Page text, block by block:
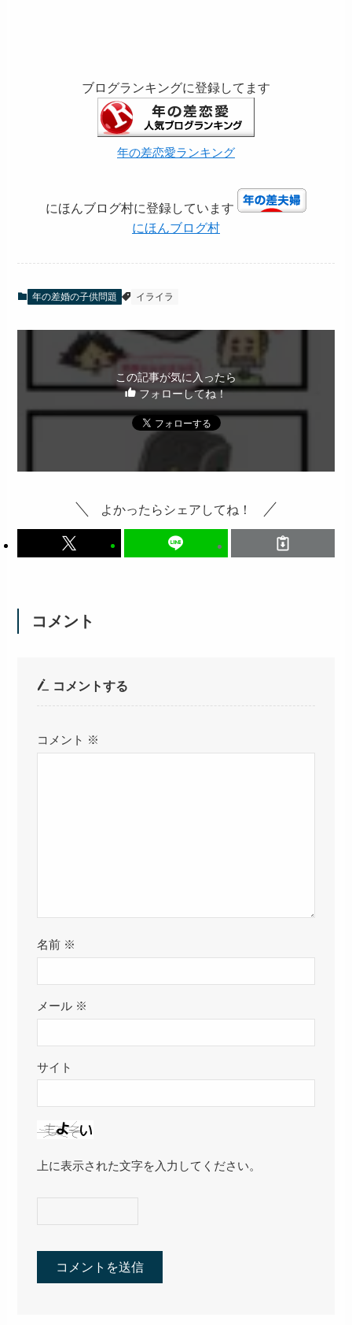
ブログランキングに登録してます
年の差恋愛ランキング
にほんブログ村に登録しています
にほんブログ村
年の差婚の子供問題 イライラ
この記事が気に入ったら
フォローしてね！
よかったらシェアしてね！
コメント
コメントする
コメント ※
名前 ※
メール ※
サイト
上に表示された文字を入力してください。